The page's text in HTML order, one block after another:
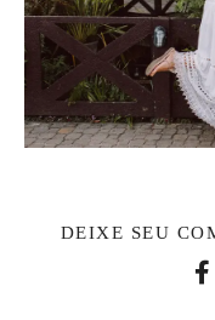
DEIXE SEU